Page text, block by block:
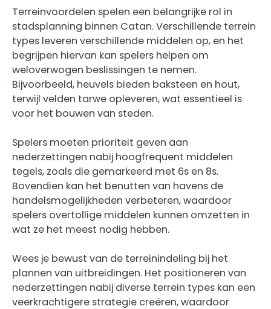
Terreinvoordelen spelen een belangrijke rol in
stadsplanning binnen Catan. Verschillende terrein
types leveren verschillende middelen op, en het
begrijpen hiervan kan spelers helpen om
weloverwogen beslissingen te nemen.
Bijvoorbeeld, heuvels bieden baksteen en hout,
terwijl velden tarwe opleveren, wat essentieel is
voor het bouwen van steden.
Spelers moeten prioriteit geven aan
nederzettingen nabij hoogfrequent middelen
tegels, zoals die gemarkeerd met 6s en 8s.
Bovendien kan het benutten van havens de
handelsmogelijkheden verbeteren, waardoor
spelers overtollige middelen kunnen omzetten in
wat ze het meest nodig hebben.
Wees je bewust van de terreinindeling bij het
plannen van uitbreidingen. Het positioneren van
nederzettingen nabij diverse terrein types kan een
veerkrachtigere strategie creëren, waardoor